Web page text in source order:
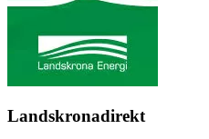
Landskronadirekt